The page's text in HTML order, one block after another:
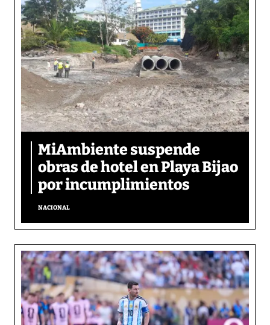
MiAmbiente suspende
obras de hotel en Playa Bijao
por incumplimientos
NACIONAL